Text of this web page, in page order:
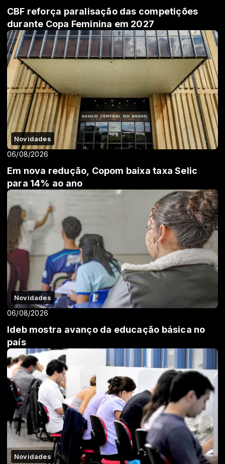
CBF reforça paralisação das competições
durante Copa Feminina em 2027
Novidades
06/08/2026
Em nova redução, Copom baixa taxa Selic
para 14% ao ano
Novidades
06/08/2026
Ideb mostra avanço da educação básica no
país
Novidades